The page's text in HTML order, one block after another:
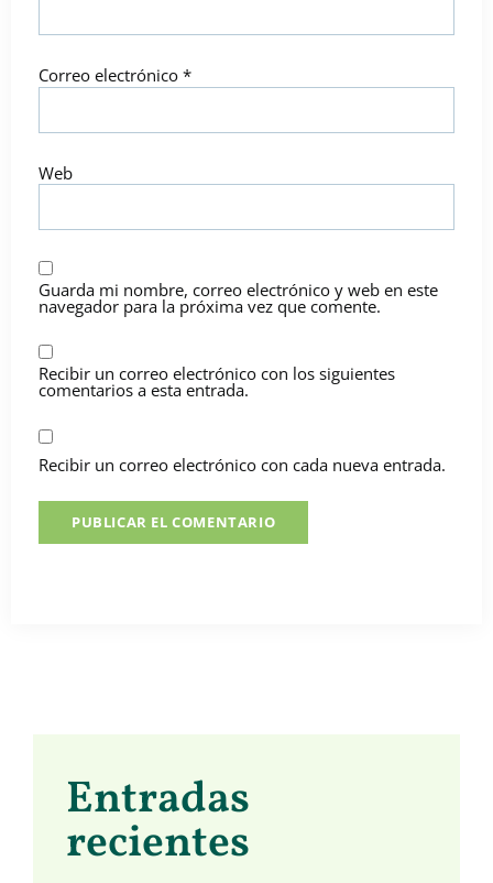
Correo electrónico *
Web
Guarda mi nombre, correo electrónico y web en este
navegador para la próxima vez que comente.
Recibir un correo electrónico con los siguientes
comentarios a esta entrada.
Recibir un correo electrónico con cada nueva entrada.
Entradas
recientes